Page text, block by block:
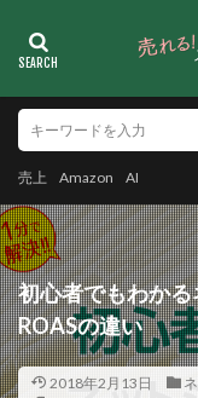
売上 Amazon AI
初心者でもわか
ROASの違い
2018年2月13日